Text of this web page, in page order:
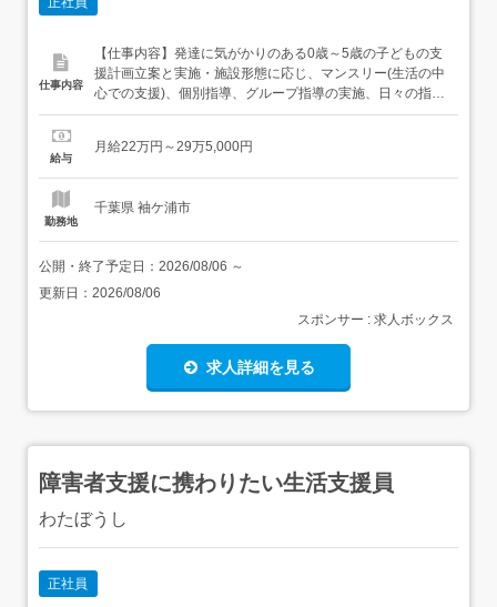
仕事内容
【仕事内容】発達に気がかりのある0歳～5歳の子どもの支
援計画立案と実施・施設形態に応じ、マンスリー(生活の中
心での支援)、個別指導、グループ指導の実施、日々の指導
準備、記録の作成、・運営に関する業務全般・保護者様か
げる当グループでは、”子どもにとって必要な体験は何
給与
月給22万円～29万5,000円
勤務地
千葉県 袖ケ浦市
公開・終了予定日： 2026/08/06 ～
更新日： 2026/08/06
スポンサー : 求人ボックス
求人詳細を見る
障害者支援に携わりたい生活支援員
わたぼうし
正社員